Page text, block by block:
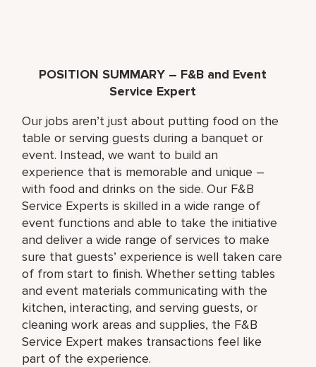
POSITION SUMMARY – F&B and Event
Service Expert
Our jobs aren’t just about putting food on the
table or serving guests during a banquet or
event. Instead, we want to build an
experience that is memorable and unique –
with food and drinks on the side. Our F&B
Service Experts is skilled in a wide range of
event functions and able to take the initiative
and deliver a wide range of services to make
sure that guests’ experience is well taken care
of from start to finish. Whether setting tables
and event materials communicating with the
kitchen, interacting, and serving guests, or
cleaning work areas and supplies, the F&B
Service Expert makes transactions feel like
part of the experience.